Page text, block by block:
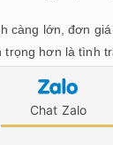
Chat Zalo
càng lớn, đơn giá
trọng hơn là tình
cũ (tốn chi phí
làm mới hoàn